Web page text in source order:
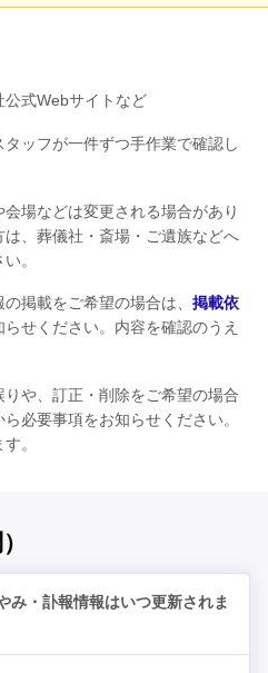
公式Webサイトなど
タッフが一件ずつ手作業で確認し
会場などは変更される場合があり
、葬儀社・斎場・ご遺族などへ
。
掲載をご希望の場合は、 掲載依
せください。内容を確認のうえ
りや、訂正・削除をご希望の場合
ら必要事項をお知らせください。
。
み・訃報情報はいつ更新されま